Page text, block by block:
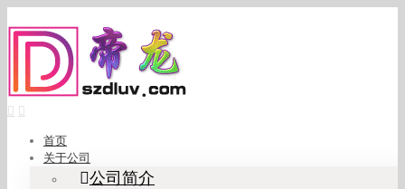
to
content
首页
关于公司
公司简介